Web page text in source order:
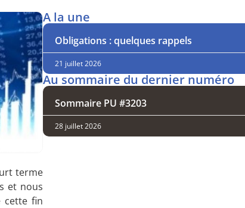
terme
et nous
cette fin
A la une
Obligations : quelques rappels
21 juillet 2026
Au sommaire du dernier numéro
Sommaire PU #3203
28 juillet 2026